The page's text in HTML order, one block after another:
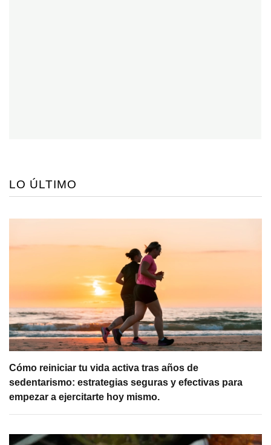
LO ÚLTIMO
Cómo reiniciar tu vida activa tras años de
sedentarismo: estrategias seguras y efectivas para
empezar a ejercitarte hoy mismo.